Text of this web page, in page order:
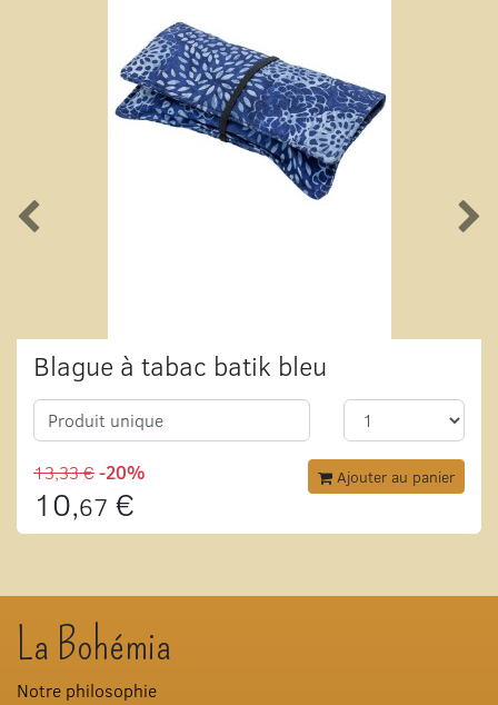
Blague à tabac batik bleu
Produit unique
13,33 €-20%
10,67 €
Ajouter au panier
La Bohémia
Notre philosophie